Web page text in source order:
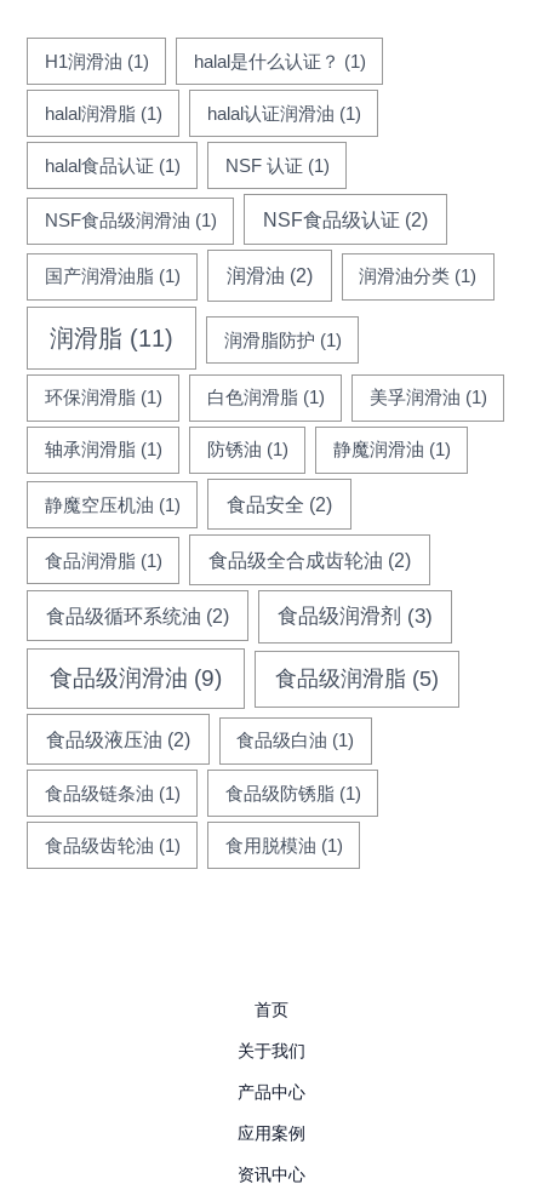
H1润滑油 (1) halal是什么认证？ (1)
halal润滑脂 (1) halal认证润滑油 (1)
halal食品认证 (1) NSF 认证 (1)
NSF食品级润滑油 (1) NSF食品级认证 (2)
国产润滑油脂 (1) 润滑油 (2) 润滑油分类 (1)
润滑脂 (11) 润滑脂防护 (1)
环保润滑脂 (1) 白色润滑脂 (1) 美孚润滑油 (1)
轴承润滑脂 (1) 防锈油 (1) 静魔润滑油 (1)
静魔空压机油 (1) 食品安全 (2)
食品润滑脂 (1) 食品级全合成齿轮油 (2)
食品级循环系统油 (2) 食品级润滑剂 (3)
食品级润滑油 (9) 食品级润滑脂 (5)
食品级液压油 (2) 食品级白油 (1)
食品级链条油 (1) 食品级防锈脂 (1)
食品级齿轮油 (1) 食用脱模油 (1)
首页
关于我们
产品中心
应用案例
资讯中心